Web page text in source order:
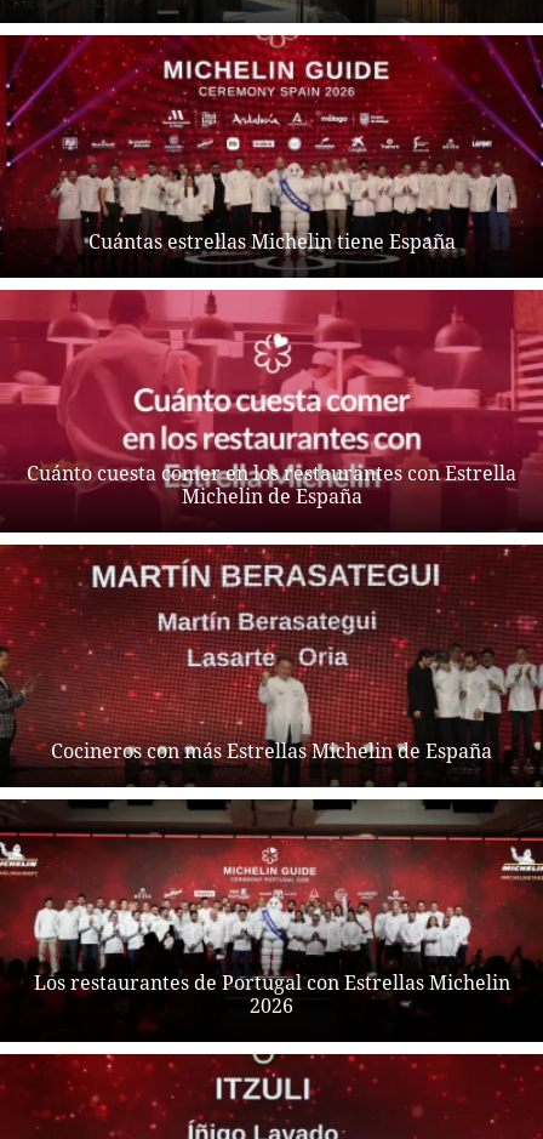
Cuántas estrellas Michelin tiene España
Cuánto cuesta comer en los restaurantes con Estrella
Michelin de España
Cocineros con más Estrellas Michelin de España
Los restaurantes de Portugal con Estrellas Michelin
2026